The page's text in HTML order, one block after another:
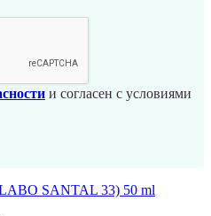
и согласен с условиями
SANTAL 33) 50 ml